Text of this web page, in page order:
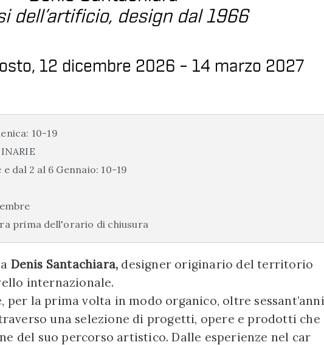
dell’artificio, design dal 1966
12 dicembre 2026 – 14 marzo 2027
10-19
dal 2 al 6 Gennaio: 10-19
prima dell'orario di chiusura
Denis Santachiara, designer originario del territorio
internazionale.
la prima volta in modo organico, oltre sessant’anni
una selezione di progetti, opere e prodotti che
del suo percorso artistico. Dalle esperienze nel car